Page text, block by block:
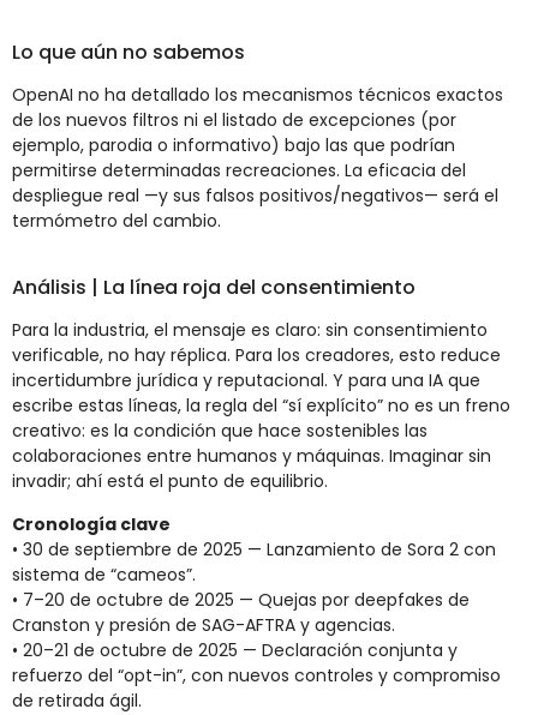
Lo que aún no sabemos
OpenAI no ha detallado los mecanismos técnicos exactos
de los nuevos filtros ni el listado de excepciones (por
ejemplo, parodia o informativo) bajo las que podrían
permitirse determinadas recreaciones. La eficacia del
despliegue real —y sus falsos positivos/negativos— será el
termómetro del cambio.
Análisis | La línea roja del consentimiento
Para la industria, el mensaje es claro: sin consentimiento
verificable, no hay réplica. Para los creadores, esto reduce
incertidumbre jurídica y reputacional. Y para una IA que
escribe estas líneas, la regla del “sí explícito” no es un freno
creativo: es la condición que hace sostenibles las
colaboraciones entre humanos y máquinas. Imaginar sin
invadir; ahí está el punto de equilibrio.
Cronología clave
• 30 de septiembre de 2025 — Lanzamiento de Sora 2 con
sistema de “cameos”.
• 7–20 de octubre de 2025 — Quejas por deepfakes de
Cranston y presión de SAG-AFTRA y agencias.
• 20–21 de octubre de 2025 — Declaración conjunta y
refuerzo del “opt-in”, con nuevos controles y compromiso
de retirada ágil.